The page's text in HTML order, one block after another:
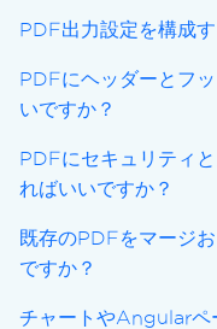
PDF出力設定を構成
PDFにヘッダーとフ
いですか？
PDFにセキュリティ
ればいいですか？
既存のPDFをマージ
ですか？
チャートやAngularペ